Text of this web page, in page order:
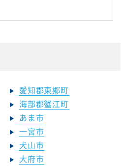
愛知郡東郷町
海部郡蟹江町
あま市
一宮市
犬山市
大府市